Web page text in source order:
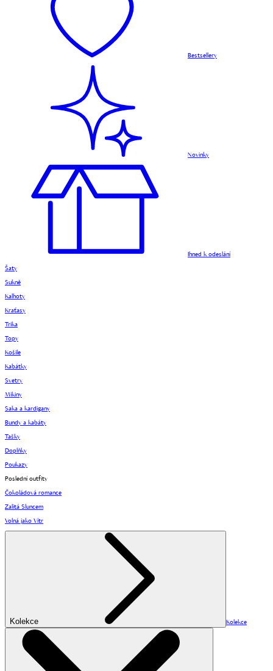
Bestsellery
Novinky
Ihned k odeslání
Šaty
Sukně
Kalhoty
Kraťasy
Trika
Topy
Košile
Kabátky
Svetry
Mikiny
Saka a kardigany
Bundy a kabáty
Tašky
Doplňky
Poukazy
Poslední outfity
Čokoládová romance
Zalitá Sluncem
Volná jako Vítr
Kolekce Kolekce